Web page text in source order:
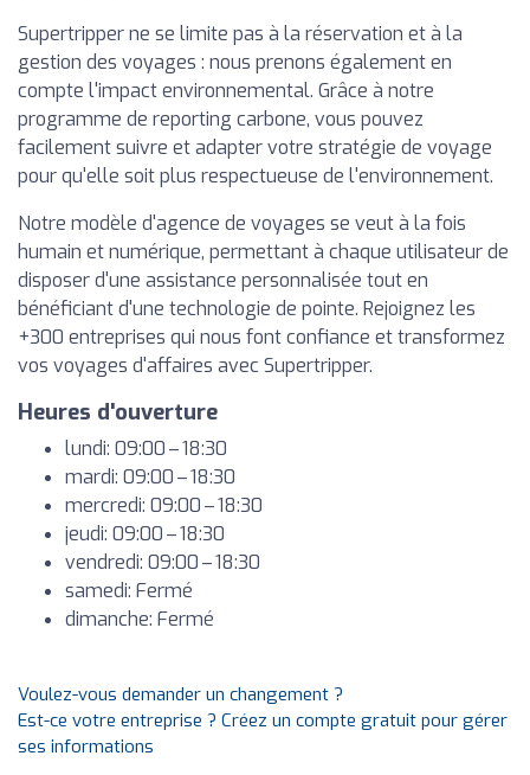
Supertripper ne se limite pas à la réservation et à la
gestion des voyages : nous prenons également en
compte l'impact environnemental. Grâce à notre
programme de reporting carbone, vous pouvez
facilement suivre et adapter votre stratégie de voyage
pour qu'elle soit plus respectueuse de l'environnement.
Notre modèle d'agence de voyages se veut à la fois
humain et numérique, permettant à chaque utilisateur de
disposer d'une assistance personnalisée tout en
bénéficiant d'une technologie de pointe. Rejoignez les
+300 entreprises qui nous font confiance et transformez
vos voyages d'affaires avec Supertripper.
Heures d'ouverture
lundi: 09:00 – 18:30
mardi: 09:00 – 18:30
mercredi: 09:00 – 18:30
jeudi: 09:00 – 18:30
vendredi: 09:00 – 18:30
samedi: Fermé
dimanche: Fermé
Voulez-vous demander un changement ?
Est-ce votre entreprise ? Créez un compte gratuit pour gérer
ses informations